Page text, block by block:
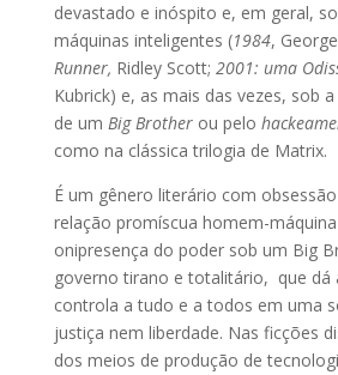
devastado e inóspito e, em geral,
máquinas inteligentes (1984,
Runner, Ridley Scott; 2001: uma
Kubrick) e, as mais das vezes, sob
de um Big Brotherou pelo
como na clássica trilogia de Matrix.
É um gênero literário com
relação promíscua homem-
onipresença do poder sob um Big
governo tirano e totalitário, que dá
controla a tudo e a todos em uma
justiça nem liberdade. Nas ficções
dos meios de produção de